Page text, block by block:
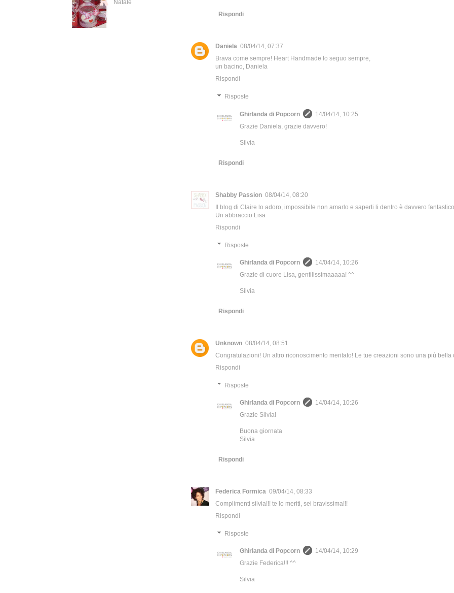
Rispondi
Daniela 08/04/14, 07:37
Brava come sempre! Heart Handmade lo seguo sempre,
un bacino, Daniela
Rispondi
Risposte
Ghirlanda di Popcorn
14/04/14, 10:25
Grazie Daniela, grazie davvero!
Silvia
Rispondi
Shabby Passion 08/04/14, 08:20
Il blog di Claire lo adoro, impossibile non amarlo e saperti li dentro è davvero
Un abbraccio Lisa
Rispondi
Risposte
Ghirlanda di Popcorn
14/04/14, 10:26
Grazie di cuore Lisa, gentilissimaaaaa! ^^
Silvia
Rispondi
Unknown 08/04/14, 08:51
Congratulazioni! Un altro riconoscimento meritato! Le tue creazioni sono una più
Rispondi
Risposte
Ghirlanda di Popcorn
14/04/14, 10:26
Grazie Silvia!
Buona giornata
Silvia
Rispondi
Federica Formica 09/04/14, 08:33
Complimenti silvia!!! te lo meriti, sei bravissima!!!
Rispondi
Risposte
Ghirlanda di Popcorn
14/04/14, 10:29
Grazie Federica!!! ^^
Silvia
Natale